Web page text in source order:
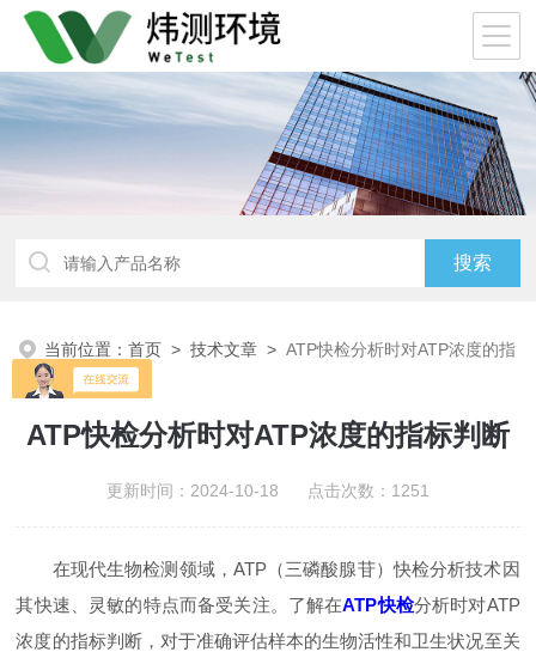
当前位置：首页 >技术文章 >ATP快检分析时对ATP浓度的指
标判断
ATP快检分析时对ATP浓度的指标判断
更新时间：2024-10-18 点击次数：1251
在现代生物检测领域，ATP（三磷酸腺苷）快检分析技术因
其快速、灵敏的特点而备受关注。了解在ATP快检分析时对ATP
浓度的指标判断，对于准确评估样本的生物活性和卫生状况至关